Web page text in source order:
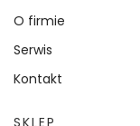
O firmie
Serwis
Kontakt
SKLEP